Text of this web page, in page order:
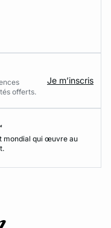
offerts.
Je m’inscris
mondial qui œuvre au